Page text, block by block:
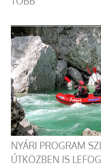
NYÁRI PROGRAM
ÚTKÖZBEN IS